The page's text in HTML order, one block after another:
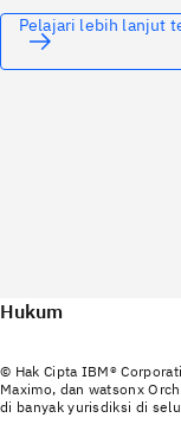
Pelajari lebih lanjut
Hukum
© Hak Cipta IBM®
Maximo, dan watsonx
di banyak yurisdiksi di